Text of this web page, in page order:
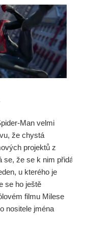
Man velmi
že chystá
projektů z
se, že se k nim přidá
u kterého je
se ho ještě
filmu Milese
nositele jména